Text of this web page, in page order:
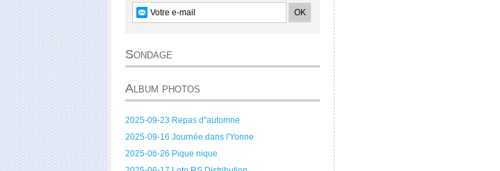
Sondage
Album photos
2025-09-23 Repas d"automne
2025-09-16 Journée dans l'Yonne
2025-06-26 Pique nique